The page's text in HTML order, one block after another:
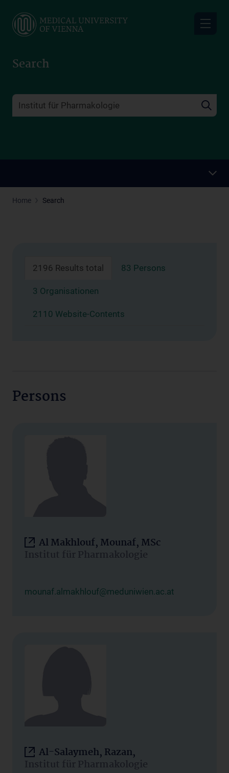
main
Search
Home Search
2196 Results total 83 Persons
3 Organisationen
2110 Website-Contents
Persons
Al Makhlouf, Mounaf, MSc
Institut für Pharmakologie
mounaf.almakhlouf@meduniwien.ac.at
Al-Salaymeh, Razan,
Institut für Pharmakologie